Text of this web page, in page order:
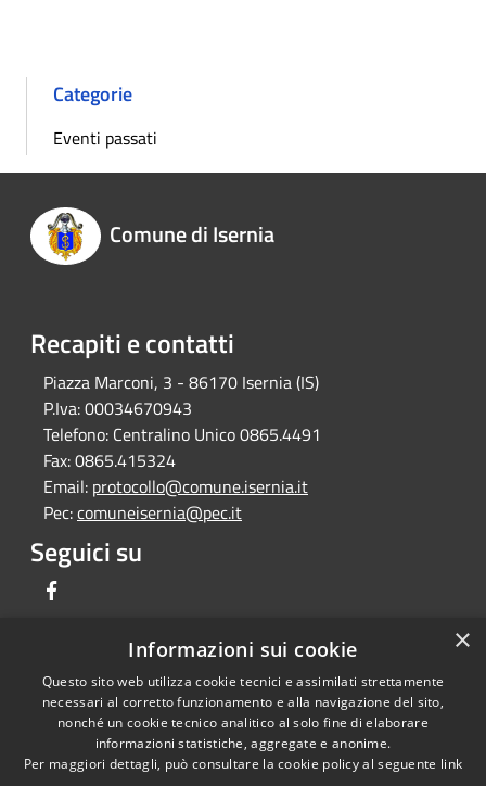
Categorie
Eventi passati
Comune di Isernia
Recapiti e contatti
Piazza Marconi, 3 - 86170 Isernia (IS)
P.Iva:00034670943
Telefono: Centralino Unico 0865.4491
Fax:0865.415324
Email: protocollo@comune.isernia.it
Pec:comuneisernia@pec.it
Seguici su
RSS
Accessibilità
Cookie
Copyright © 2026 • Comune di
Isernia • Powered by
Municipium•Accesso
redazione
×
Informazioni sui cookie
Questo sito web utilizza cookie tecnici e assimilati strettamente
necessari al corretto funzionamento e alla navigazione del sito,
nonché un cookie tecnico analitico al solo fine di elaborare
informazioni statistiche, aggregate e anonime.
Per maggiori dettagli, può consultare la cookie policy al seguente link